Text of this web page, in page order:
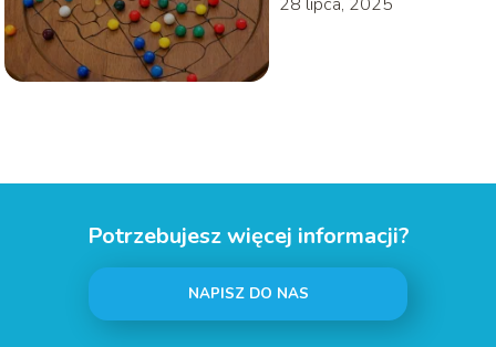
Potrzebujesz więcej informacji?
NAPISZ DO NAS